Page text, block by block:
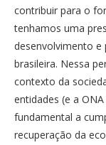
contribuir para o
tenhamos uma
desenvolvimento e
brasileira. Nessa
contexto da
entidades (e a
fundamental a
recuperação da